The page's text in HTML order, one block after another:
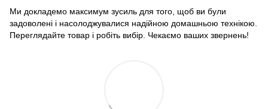
Ми докладемо максимум зусиль для того, щоб ви були
задоволені і насолоджувалися надійною домашньою технікою.
Переглядайте товар і робіть вибір. Чекаємо ваших звернень!